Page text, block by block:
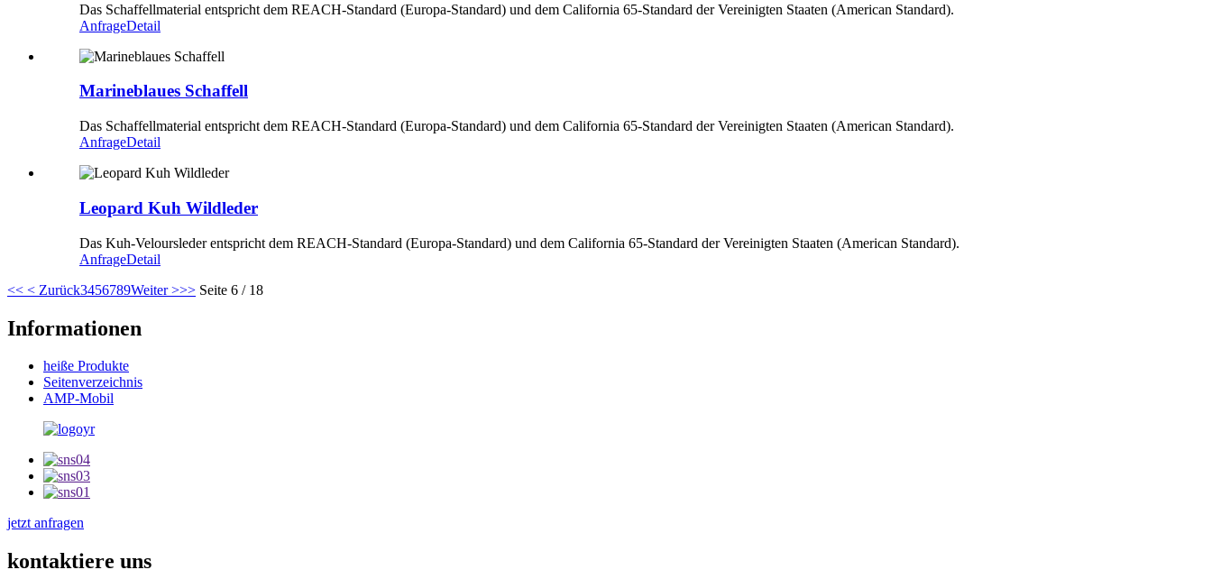
Das Schaffellmaterial entspricht dem REACH-Standard (Europa-Standard) und dem California 65-Standard der Vereinigten Staaten (American Standard).
AnfrageDetail
Marineblaues Schaffell
Das Schaffellmaterial entspricht dem REACH-Standard (Europa-Standard) und dem California 65-Standard der Vereinigten Staaten (American Standard).
AnfrageDetail
Leopard Kuh Wildleder
Das Kuh-Veloursleder entspricht dem REACH-Standard (Europa-Standard) und dem California 65-Standard der Vereinigten Staaten (American Standard).
AnfrageDetail
<< < Zurück3456789Weiter >>> Seite 6 / 18
Informationen
heiße Produkte
Seitenverzeichnis
AMP-Mobil
jetzt anfragen
kontaktiere uns